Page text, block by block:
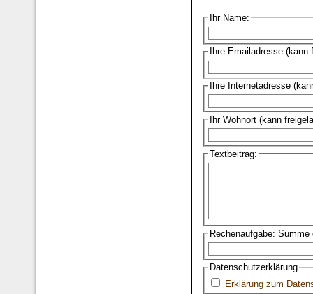
Ihr Name:
Ihre Emailadresse
Ihre Internetadresse
Ihr Wohnort (kann
Textbeitrag:
Rechenaufgabe:
Datenschutzerklärung
Erklärung zum